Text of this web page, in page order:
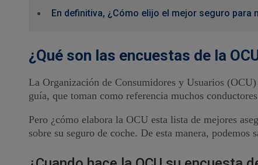
En definitiva, ¿Cómo elijo el mejor seguro para
¿Qué son las encuestas de la
La Organización de Consumidores y Usuarios
guía, que toman como referencia muchos
Pero ¿cómo elabora la OCU esta lista de mejores
sobre su seguro de coche. De esta manera,